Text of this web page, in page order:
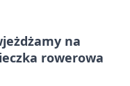
na
rowerowa